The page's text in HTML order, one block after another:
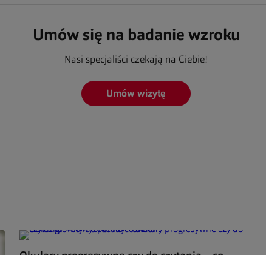
Umów się na badanie wzroku
Nasi specjaliści czekają na Ciebie!
Umów wizytę